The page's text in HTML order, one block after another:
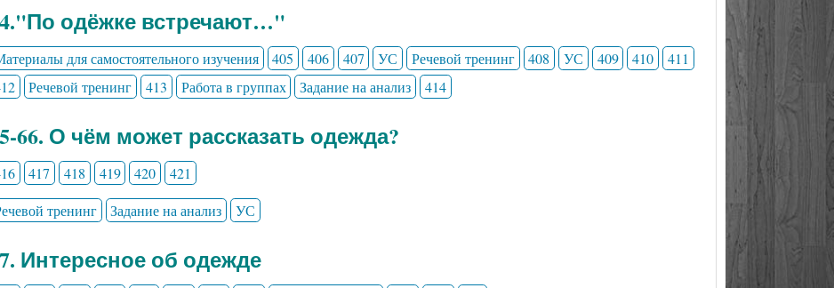
одёжке встречают…"
для самостоятельного изучения 405 406 407 УС Речевой тренинг 408 УС 409 410
411
Речевой тренинг 413 Работа в группах Задание на анализ 414
66. О чём может рассказать одежда?
417 418 419 420
421
тренинг
Задание на анализ УС
Интересное об одежде